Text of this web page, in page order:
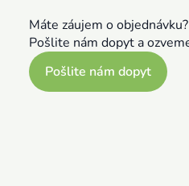
Máte záujem o objednávku?
Pošlite nám dopyt a
Pošlite nám dopyt